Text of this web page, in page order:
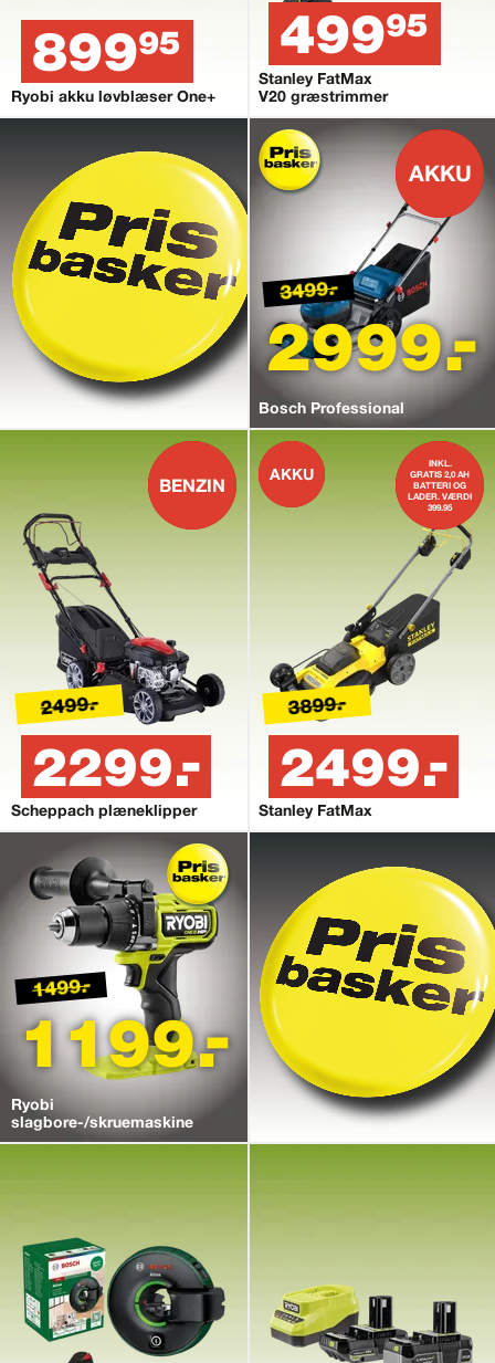
89995
Ryobi akku løvblæser One+
49995
Stanley FatMax
V20 græstrimmer
3499.-
2999.-
Bosch Professional
AKKU
2499.-
2299.-
Scheppach plæneklipper
BENZIN
3899.-
2499.-
Stanley FatMax
INKL.
GRATIS 2,0 AH
BATTERI OG
LADER. VÆRDI
399.95
AKKU
1499.-
1199.-
Ryobi
slagbore-/skruemaskine